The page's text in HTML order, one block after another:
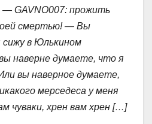
GAVNO007: прожить
смертью! — Вы
cижу в Юлькином
наверне думаете, что я
вы наверное думаете,
мерседеса у меня
чуваки, хрен вам хрен […]